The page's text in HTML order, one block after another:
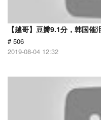
【越哥】豆瓣9.1分，韩国催
# 506
2019-08-04 12:32